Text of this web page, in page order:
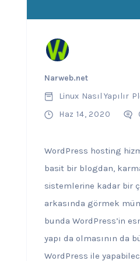
Narweb.net
Linux Nasıl Yapılır
Haz 14, 2020
WordPress hosting
basit bir blogdan,
sistemlerine kadar bir
arkasında görmek
bunda WordPress’in
yapı da olmasının da
WordPress ile